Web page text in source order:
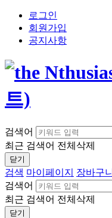
로그인
회원가입
공지사항
검색어
최근 검색어 전체삭제
닫기
검색 마이페이지
장바구니
검색어
최근 검색어 전체삭제
닫기